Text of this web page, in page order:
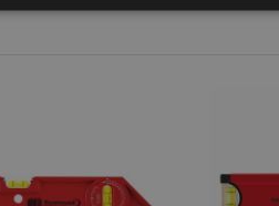
uri strict necesare.
Acest cookie este utilizat de serviciul Cookie-